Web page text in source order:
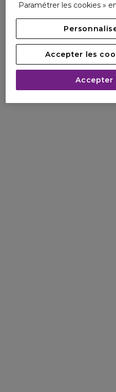
Paramétrer les cookies »
Accepter les
Accepter